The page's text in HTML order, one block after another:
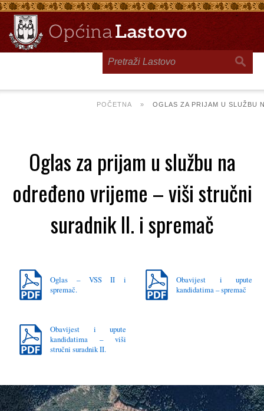
POČETNA » OGLAS ZA PRIJAM U SLUŽBU
Oglas za prijam u službu na
određeno vrijeme – viši stručni
suradnik II. i spremač
Oglas – VSS II i
spremač.
Obavijest i upute
kandidatima – viši
stručni suradnik II.
Obavijest i upute
kandidatima – spremač